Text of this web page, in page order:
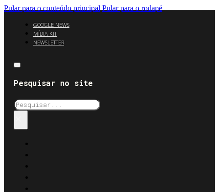
Pular para o conteúdo principal Pular para o rodapé
GOOGLE NEWS
MÍDIA KIT
NEWSLETTER
Pesquisar no site
Pesquisar